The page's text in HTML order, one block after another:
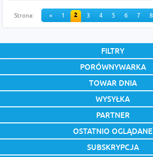
Strona: « 1 2 3 4 5 6 7 8
FILTRY
PORÓWNYWARKA
TOWAR DNIA
WYSYŁKA
PARTNER
OSTATNIO OGLĄDANE
SUBSKRYPCJA